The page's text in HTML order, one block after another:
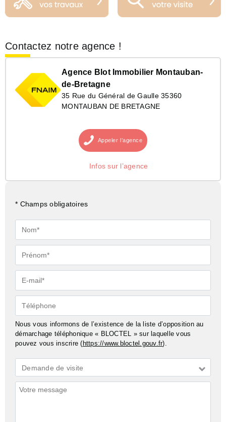
Contactez notre agence !
Agence Blot Immobilier Montauban-
de-Bretagne
35 Rue du Général de Gaulle 35360
MONTAUBAN DE BRETAGNE
Appeler l’agence
Infos sur l’agence
* Champs obligatoires
Nom*
Prénom*
E-
mail*
Téléphone
Nous vous informons de l’existence de la liste d’opposition au
démarchage téléphonique « BLOCTEL » sur laquelle vous
pouvez vous inscrire (https://www.bloctel.gouv.fr).
Demande
*
Demande de visite
Commentaires